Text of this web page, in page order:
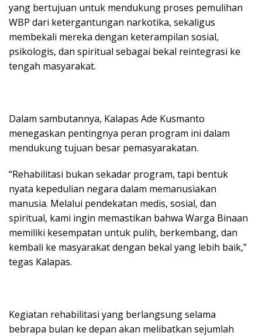
yang bertujuan untuk mendukung proses pemulihan
WBP dari ketergantungan narkotika, sekaligus
membekali mereka dengan keterampilan sosial,
psikologis, dan spiritual sebagai bekal reintegrasi ke
tengah masyarakat.
Dalam sambutannya, Kalapas Ade Kusmanto
menegaskan pentingnya peran program ini dalam
mendukung tujuan besar pemasyarakatan.
“Rehabilitasi bukan sekadar program, tapi bentuk
nyata kepedulian negara dalam memanusiakan
manusia. Melalui pendekatan medis, sosial, dan
spiritual, kami ingin memastikan bahwa Warga Binaan
memiliki kesempatan untuk pulih, berkembang, dan
kembali ke masyarakat dengan bekal yang lebih baik,”
tegas Kalapas.
Kegiatan rehabilitasi yang berlangsung selama
bebrapa bulan ke depan akan melibatkan sejumlah